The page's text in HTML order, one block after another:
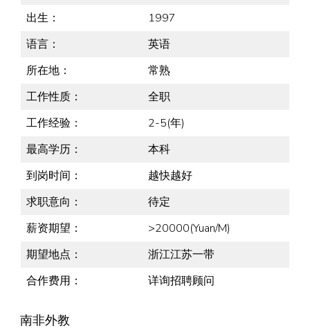
出生：
1997
语言：
英语
所在地：
常熟
工作性质：
全职
工作经验：
2-5(年)
最高学历：
本科
到岗时间：
越快越好
求职意向：
待定
薪资期望：
>20000(Yuan/M)
期望地点：
浙江江苏一带
合作费用：
详询招聘顾问
南非外教